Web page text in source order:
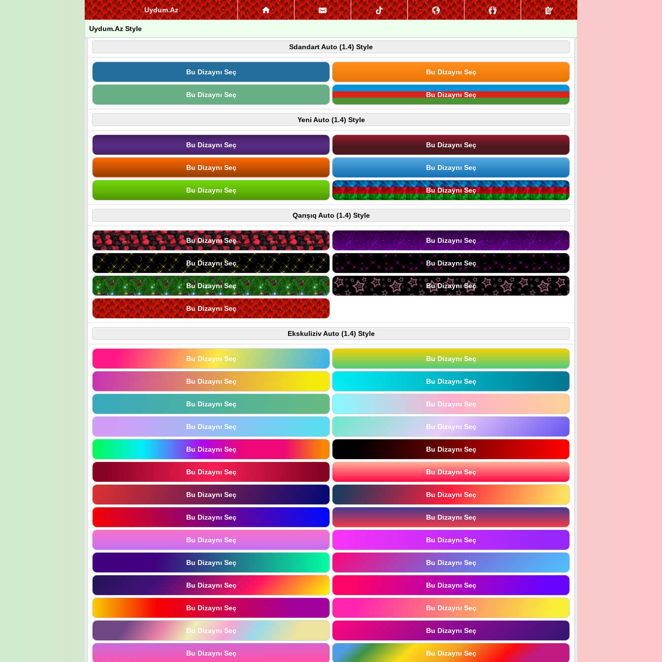
Uydum.Az
Uydum.Az Style
Sdandart Auto (1.4) Style
Bu Dizaynı Seç Bu Dizaynı Seç
Bu Dizaynı Seç Bu Dizaynı Seç
Yeni Auto (1.4) Style
Bu Dizaynı Seç Bu Dizaynı Seç
Bu Dizaynı Seç Bu Dizaynı Seç
Bu Dizaynı Seç Bu Dizaynı Seç
Qarışıq Auto (1.4) Style
Bu Dizaynı Seç Bu Dizaynı Seç
Bu Dizaynı Seç Bu Dizaynı Seç
Bu Dizaynı Seç Bu Dizaynı Seç
Bu Dizaynı Seç
Ekskuliziv Auto (1.4) Style
Bu Dizaynı Seç Bu Dizaynı Seç
Bu Dizaynı Seç Bu Dizaynı Seç
Bu Dizaynı Seç Bu Dizaynı Seç
Bu Dizaynı Seç Bu Dizaynı Seç
Bu Dizaynı Seç Bu Dizaynı Seç
Bu Dizaynı Seç Bu Dizaynı Seç
Bu Dizaynı Seç Bu Dizaynı Seç
Bu Dizaynı Seç Bu Dizaynı Seç
Bu Dizaynı Seç Bu Dizaynı Seç
Bu Dizaynı Seç Bu Dizaynı Seç
Bu Dizaynı Seç Bu Dizaynı Seç
Bu Dizaynı Seç Bu Dizaynı Seç
Bu Dizaynı Seç Bu Dizaynı Seç
Bu Dizaynı Seç Bu Dizaynı Seç